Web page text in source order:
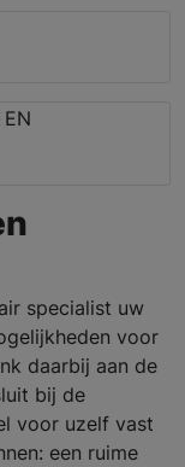
specialist uw
voor
daarbij aan de
bij de
voor uzelf vast
een ruime